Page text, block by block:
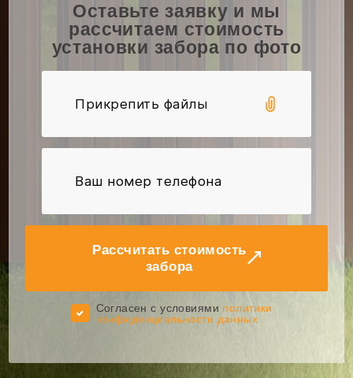
г. Минск, ул. Алибегова, д. 12Б
Email: info@zabori-minsk.by
Оставьте заявку и мы
рассчитаем стоимость
установки забора по фото
Прикрепить файлы
Рассчитать стоимость
забора
Cогласен с условиями политики
конфиденциальности данных